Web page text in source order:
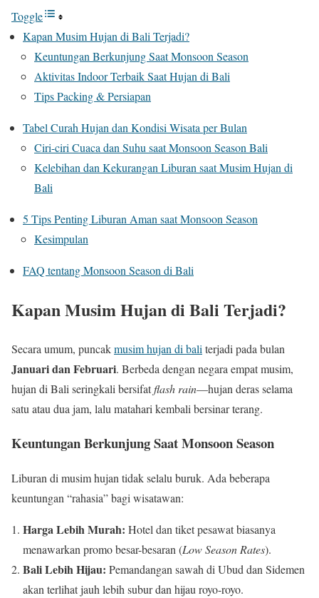
Toggle
Kapan Musim Hujan di Bali Terjadi?
Keuntungan Berkunjung Saat Monsoon Season
Aktivitas Indoor Terbaik Saat Hujan di Bali
Tips Packing & Persiapan
Tabel Curah Hujan dan Kondisi Wisata per Bulan
Ciri-ciri Cuaca dan Suhu saat Monsoon Season Bali
Kelebihan dan Kekurangan Liburan saat Musim Hujan di
Bali
5 Tips Penting Liburan Aman saat Monsoon Season
Kesimpulan
FAQ tentang Monsoon Season di Bali
Kapan Musim Hujan di Bali Terjadi?
Secara umum, puncakmusim hujan di bali terjadi pada bulan
Januari dan Februari. Berbeda dengan negara empat musim,
hujan di Bali seringkali bersifatflash rain—hujan deras selama
satu atau dua jam, lalu matahari kembali bersinar terang.
Keuntungan Berkunjung Saat Monsoon Season
Liburan di musim hujan tidak selalu buruk. Ada beberapa
keuntungan “rahasia” bagi wisatawan:
Harga Lebih Murah: Hotel dan tiket pesawat biasanya
menawarkan promo besar-besaran (Low Season Rates).
Bali Lebih Hijau: Pemandangan sawah di Ubud dan Sidemen
akan terlihat jauh lebih subur dan hijau royo-royo.